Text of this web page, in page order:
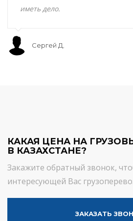
иметь дело.
Сергей Д.
КАКАЯ ЦЕНА НА
В КАЗАХСТАНЕ?
Закажите обратный звонок,
интересующей Вас
ЗАКАЗАТЬ